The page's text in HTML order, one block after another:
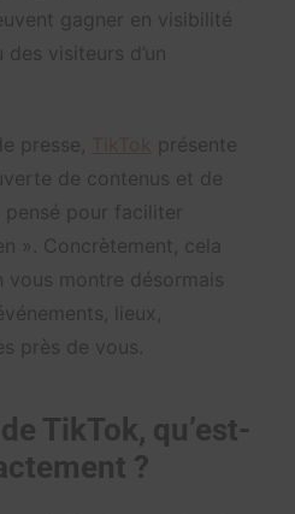
gagner en visibilité
visiteurs d’un
presse,
présente
de contenus et de
pour faciliter
». Concrètement, cela
vous montre désormais
lieux,
près de vous.
TikTok, qu’est-
?